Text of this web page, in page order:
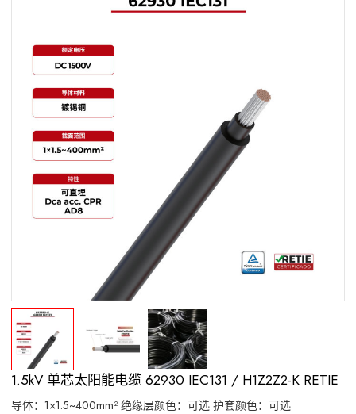
1.5kV 单芯太阳能电缆 62930 IEC131 / H1Z2Z2-K RETIE
导体：1×1.5~400mm² 绝缘层颜色：可选 护套颜色：可选